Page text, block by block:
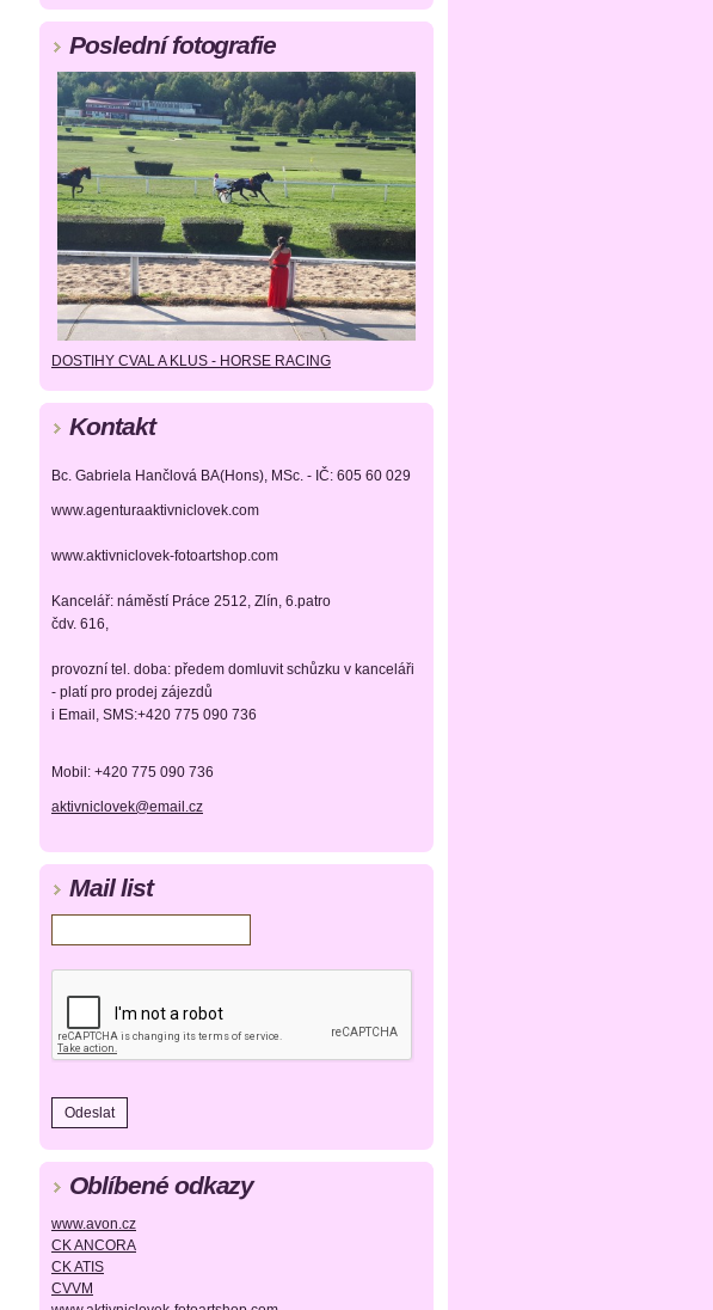
Poslední fotografie
DOSTIHY CVAL A KLUS - HORSE RACING
Kontakt
Bc. Gabriela Hančlová BA(Hons), MSc. - IČ: 605 60 029
www.agenturaaktivniclovek.com
www.aktivniclovek-fotoartshop.com
Kancelář: náměstí Práce 2512, Zlín, 6.patro
čdv. 616,
provozní tel. doba: předem domluvit schůzku v kanceláři
- platí pro prodej zájezdů
i Email, SMS:+420 775 090 736
Mobil: +420 775 090 736
aktivniclovek@email.cz
Mail list
Oblíbené odkazy
www.avon.cz
CK ANCORA
CK ATIS
CVVM